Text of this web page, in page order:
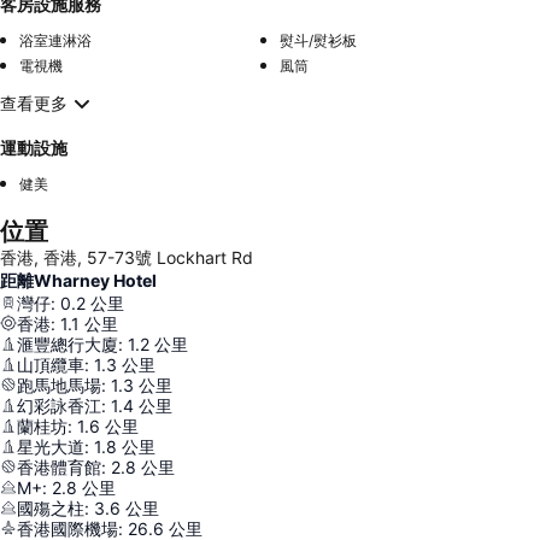
浴室連淋浴
熨斗/熨衫板
電視機
風筒
查看更多
運動設施
健美
位置
香港, 香港, 57-73號 Lockhart Rd
距離Wharney Hotel
灣仔: 0.2 公里
香港: 1.1 公里
滙豐總行大廈: 1.2 公里
山頂纜車: 1.3 公里
跑馬地馬場: 1.3 公里
幻彩詠香江: 1.4 公里
蘭桂坊: 1.6 公里
星光大道: 1.8 公里
香港體育館: 2.8 公里
M+: 2.8 公里
國殤之柱: 3.6 公里
香港國際機場: 26.6 公里